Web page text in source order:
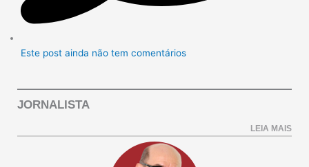
Este post ainda não tem comentários
JORNALISTA
LEIA MAIS